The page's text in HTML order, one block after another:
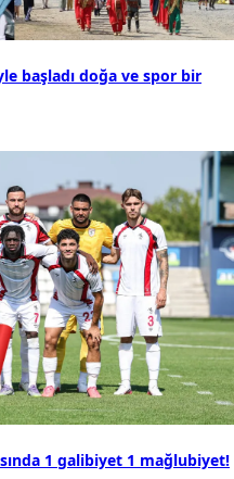
başladı doğa ve spor bir
1 galibiyet 1 mağlubiyet!